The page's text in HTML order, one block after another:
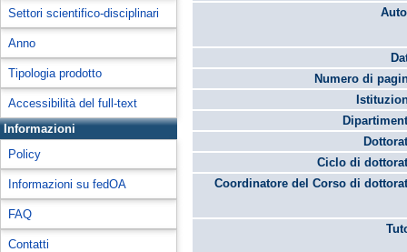
Settori scientifico-disciplinari
Anno
Tipologia prodotto
Accessibilità del full-text
Informazioni
Policy
Informazioni su fedOA
FAQ
Contatti
Numero di
Ciclo di
Coordinatore del Corso di